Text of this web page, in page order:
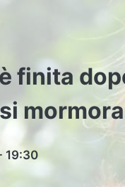
finita
19:30